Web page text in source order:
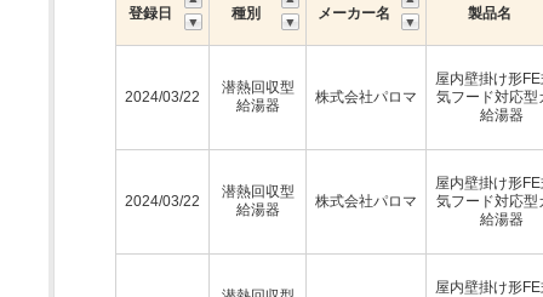
登録日 種別 メーカー名 製品名
2024/03/22
潜熱回収型
給湯器
株式会社パロマ
屋内壁掛け形
気フード対応型
給湯器
2024/03/22
潜熱回収型
給湯器
株式会社パロマ
屋内壁掛け形
気フード対応型
給湯器
屋内壁掛け形